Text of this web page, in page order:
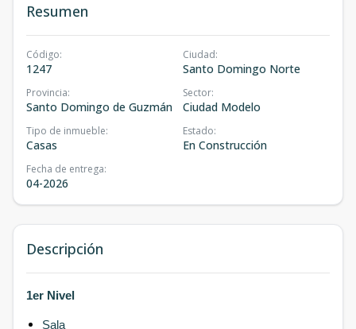
Resumen
Código:
1247
Ciudad:
Santo Domingo Norte
Provincia:
Santo Domingo de Guzmán
Sector:
Ciudad Modelo
Tipo de inmueble:
Casas
Estado:
En Construcción
Fecha de entrega:
04-2026
Descripción
1er Nivel
Sala